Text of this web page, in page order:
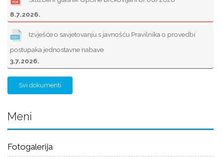
8.7.2026.
Izvješće o savjetovanju s javnošću Pravilnika o provedbi
postupaka jednostavne nabave
3.7.2026.
Svi dokumenti
Meni
Fotogalerija